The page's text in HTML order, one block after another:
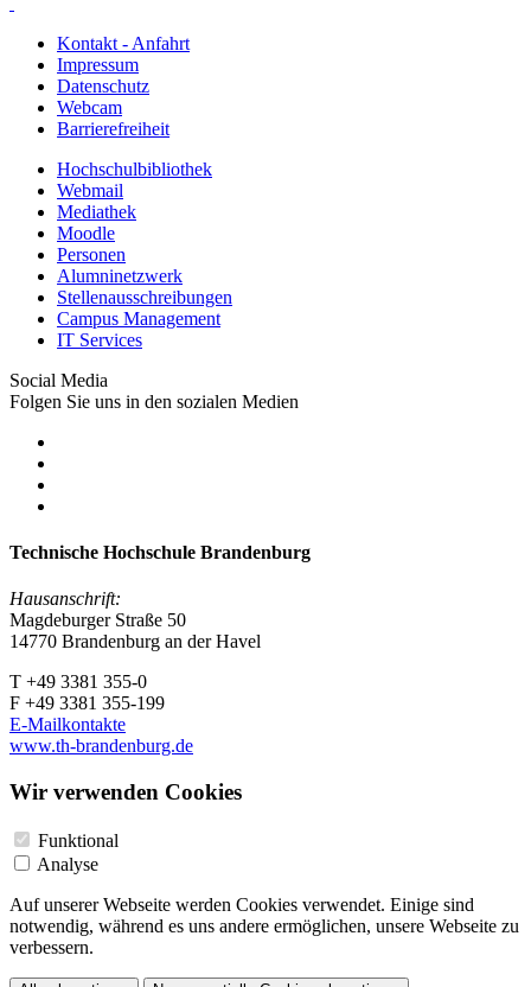
Kontakt - Anfahrt
Impressum
Datenschutz
Webcam
Barrierefreiheit
Hochschulbibliothek
Webmail
Mediathek
Moodle
Personen
Alumninetzwerk
Stellenausschreibungen
Campus Management
IT Services
Social Media
Folgen Sie uns in den sozialen Medien
Technische Hochschule Brandenburg
Hausanschrift:
Magdeburger Straße 50
14770 Brandenburg an der Havel
T +49 3381 355-0
F +49 3381 355-199
E-Mailkontakte
www.th-brandenburg.de
Wir verwenden Cookies
Funktional
Analyse
Auf unserer Webseite werden Cookies verwendet. Einige sind
notwendig, während es uns andere ermöglichen, unsere Webseite zu
verbessern.